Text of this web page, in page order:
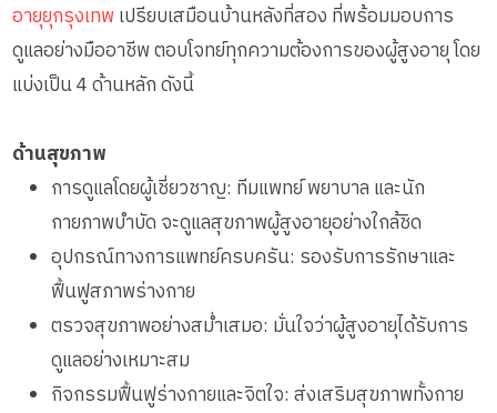
อายุยุกรุงเทพเปรียบเสมือนบ้านหลังที่สอง ที่พร้อมมอบการ
ดูแลอย่างมืออาชีพ ตอบโจทย์ทุกความต้องการของผู้สูงอายุ โดย
แบ่งเป็น 4 ด้านหลัก ดังนี้
ด้านสุขภาพ
การดูแลโดยผู้เชี่ยวชาญ: ทีมแพทย์ พยาบาล และนัก
กายภาพบำบัด จะดูแลสุขภาพผู้สูงอายุอย่างใกล้ชิด
อุปกรณ์ทางการแพทย์ครบครัน: รองรับการรักษาและ
ฟื้นฟูสภาพร่างกาย
ตรวจสุขภาพอย่างสม่ำเสมอ: มั่นใจว่าผู้สูงอายุได้รับการ
ดูแลอย่างเหมาะสม
กิจกรรมฟื้นฟูร่างกายและจิตใจ: ส่งเสริมสุขภาพทั้งกาย